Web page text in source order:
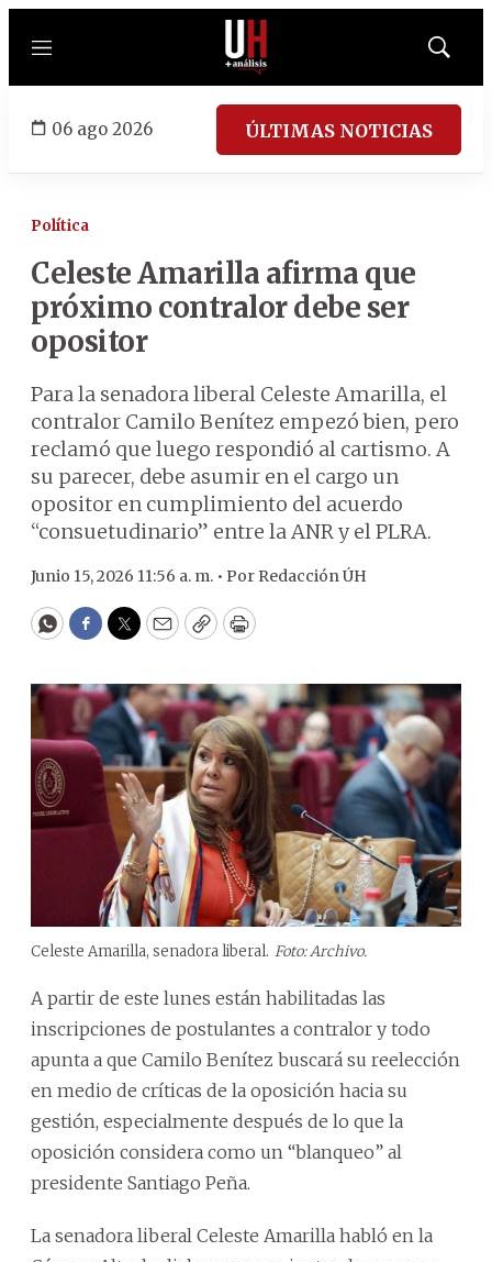
Menú
Mostrar
06 ago 2026 ÚLTIMAS NOTICIAS
Política
Celeste Amarilla afirma que
próximo contralor debe ser
opositor
Para la senadora liberal Celeste Amarilla, el
contralor Camilo Benítez empezó bien, pero
reclamó que luego respondió al cartismo. A
su parecer, debe asumir en el cargo un
opositor en cumplimiento del acuerdo
“consuetudinario” entre la ANR y el PLRA.
Junio 15, 2026 11:56 a. m. • Por Redacción ÚH
WhatsApp
Facebook
Twitter
EmailCopyPrint
Celeste Amarilla, senadora liberal. Foto: Archivo.
A partir de este lunes están habilitadas las
inscripciones de postulantes a contralor y todo
apunta a que Camilo Benítez buscará su reelección
en medio de críticas de la oposición hacia su
gestión, especialmente después de lo que la
oposición considera como un “blanqueo” al
presidente Santiago Peña.
La senadora liberal Celeste Amarilla habló en la